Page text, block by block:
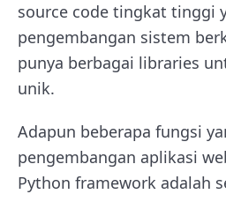
source code tingkat tinggi
pengembangan sistem
punya berbagai libraries
unik.
Adapun beberapa fungsi
pengembangan aplikasi
Python framework adalah